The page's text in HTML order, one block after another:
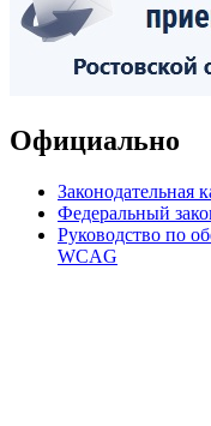
Официально
Законодательная
Федеральный
Руководство по
WCAG